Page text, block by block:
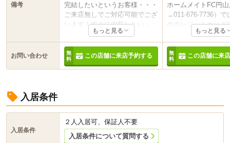
備考
完結したいというお客様・・・
ご来店無しでご対応可能でござ
います！すぐに内覧したい・・
すぐに引っ越したい・・なども
フットワークの軽い弊社スタッ
フが迅速にご対応させていただ
きます。また送迎等も可能です
もっと見る
ホームメイトFC円
→011-676-7736）で
のクレジットカード
可能です♪ 公式
ID「@167pzpma 」
いただきお名前とご
送信下さい。他業者
もっと見る
お問い合わせ この店舗に来店予約する この店舗に来
入居条件
入居条件
２人入居可、保証人不要
入居条件について質問する